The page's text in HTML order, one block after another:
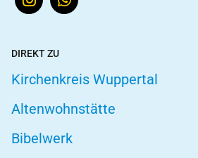
DIREKT ZU
Kirchenkreis Wuppertal
Altenwohnstätte
Bibelwerk